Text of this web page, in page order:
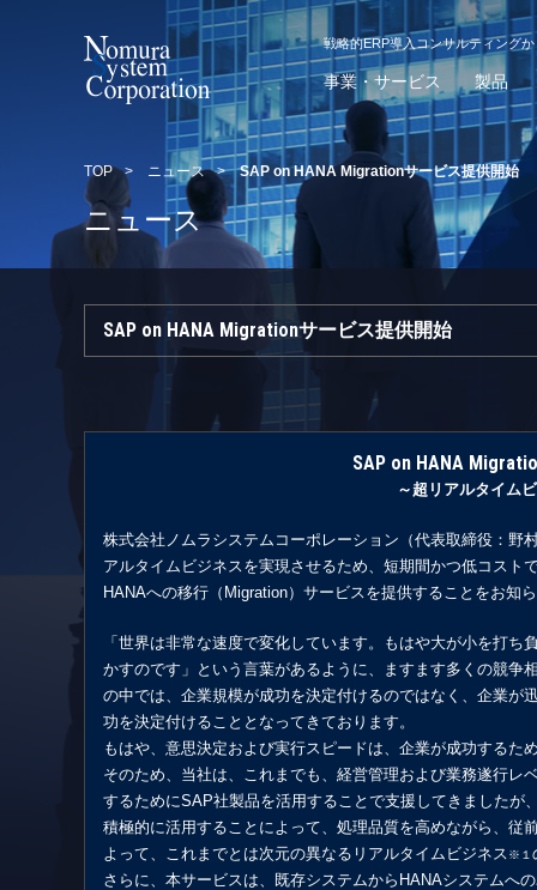
戦略的ERP導入コンサルティング
事業・サービス 製品
TOP > ニュース >SAP on HANA Migrationサービス提供開始
ニュース
SAP on HANA Migrationサービス提供開始
SAP on HANA
～超リアルタイム
株式会社ノムラシステムコーポレーション（代表取締役：野
アルタイムビジネスを実現させるため、短期間かつ低コス
HANAへの移行（Migration）サービスを提供することをお知
「世界は非常な速度で変化しています。もはや大が小を打
かすのです」という言葉があるように、ますます多くの競争
の中では、企業規模が成功を決定付けるのではなく、企業が
功を決定付けることとなってきております。
もはや、意思決定および実行スピードは、企業が成功するた
そのため、当社は、これまでも、経営管理および業務遂行レ
するためにSAP社製品を活用することで支援してきました
積極的に活用することによって、処理品質を高めながら、従
よって、これまでとは次元の異なるリアルタイムビジネス※１
さらに、本サービスは、既存システムからHANAシステムへ